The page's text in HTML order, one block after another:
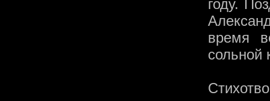
году.
время
сольной